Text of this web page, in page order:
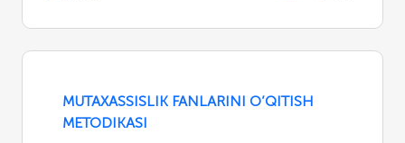
MUTAXASSISLIK FANLARINI O’QITISH
METODIKASI